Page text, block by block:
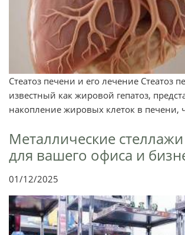
Стеатоз печени и его лечение Стеатоз
известный как жировой гепатоз,
накопление жировых клеток в печени,
Металлические
для вашего офиса и
01/12/2025